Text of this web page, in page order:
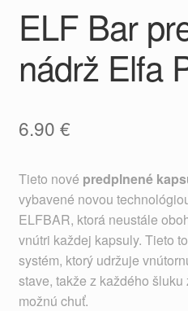
ELF Bar
nádrž Elfa
6.90 €
Tieto nové predplnené
vybavené novou
ELFBAR, ktorá neustále
vnútri každej kapsuly. Tieto
systém, ktorý udržuje
stave, takže z každého
možnú chuť.